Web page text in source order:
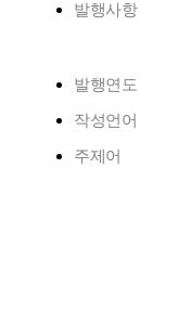
발행사항
발행연도
작성언어
주제어